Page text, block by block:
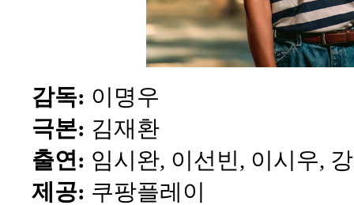
감독: 이명우
극본: 김재환
출연: 임시완, 이선빈, 이시우,
제공: 쿠팡플레이